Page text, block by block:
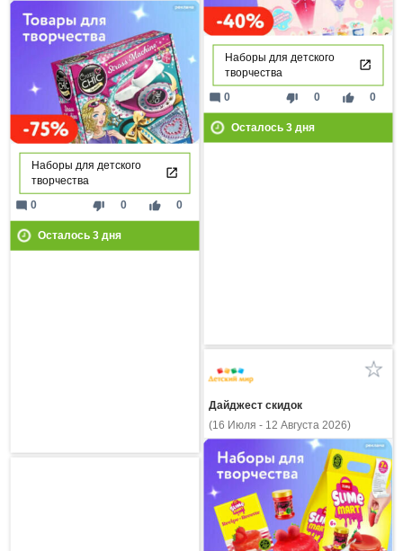
Наборы для детского
творчества
thumb_down 0 thumb_up 0
mode_comment 0
Осталось 3дня
Наборы для детского
творчества
thumb_down 0 thumb_up 0
mode_comment 0
Осталось 3дня
Дайджест скидок
(16 Июля - 12 Августа 2026)